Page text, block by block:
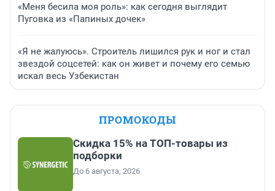
«Меня бесила моя роль»: как сегодня выглядит
Пуговка из «Папиных дочек»
«Я не жалуюсь». Строитель лишился рук и ног и стал
звездой соцсетей: как он живет и почему его семью
искал весь Узбекистан
ПРОМОКОДЫ
Скидка 15% на ТОП-товары из
подборки
До 6 августа, 2026